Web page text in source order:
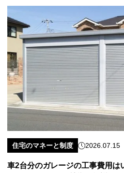
住宅のマネーと制度 2026.07.15
車2台分のガレージの工事費用は